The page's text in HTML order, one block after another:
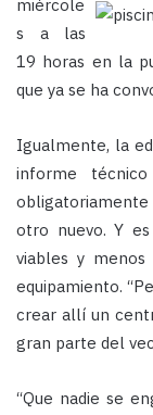
miércole
s a las
19 horas en la
que ya se ha
Igualmente, la
informe
otro nuevo. Y
viables y
equipamiento.
crear allí un
gran parte del
“Que nadie se